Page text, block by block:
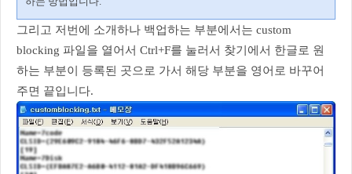
그리고 저번에 소개하나 백업하는 부분에서는 custom
blocking 파일을 열어서 Ctrl+F를 눌러서 찾기에서 한글로 원
하는 부분이 등록된 곳으로 가서 해당 부분을 영어로 바꾸어
주면 끝입니다.